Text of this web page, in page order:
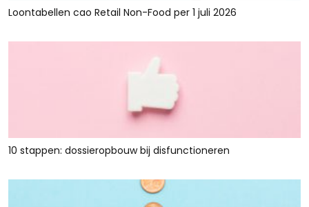
Loontabellen cao Retail Non-Food per 1 juli 2026
10 stappen: dossieropbouw bij disfunctioneren